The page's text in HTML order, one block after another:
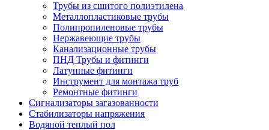
Трубы из сшитого полиэтилена
Металлопластиковые трубы
Полипропиленовые трубы
Нержавеющие трубы
Канализационные трубы
ПНД Трубы и фитинги
Латунные фитинги
Инструмент для монтажа труб
Ремонтные фитинги
Сигнализаторы загазованности
Стабилизаторы напряжения
Водяной теплый пол